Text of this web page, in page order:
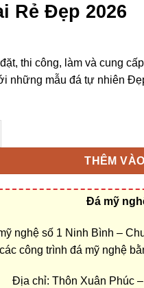
Rẻ Đẹp 2026
thi công, làm và cung
những mẫu đá tự nhiên
chế tác, xây Lăng mộ đá ở
THÊM
Đá mỹ
nghệ số 1 Ninh Bình –
các công trình đá mỹ nghệ
Địa chỉ: Thôn Xuân Phúc